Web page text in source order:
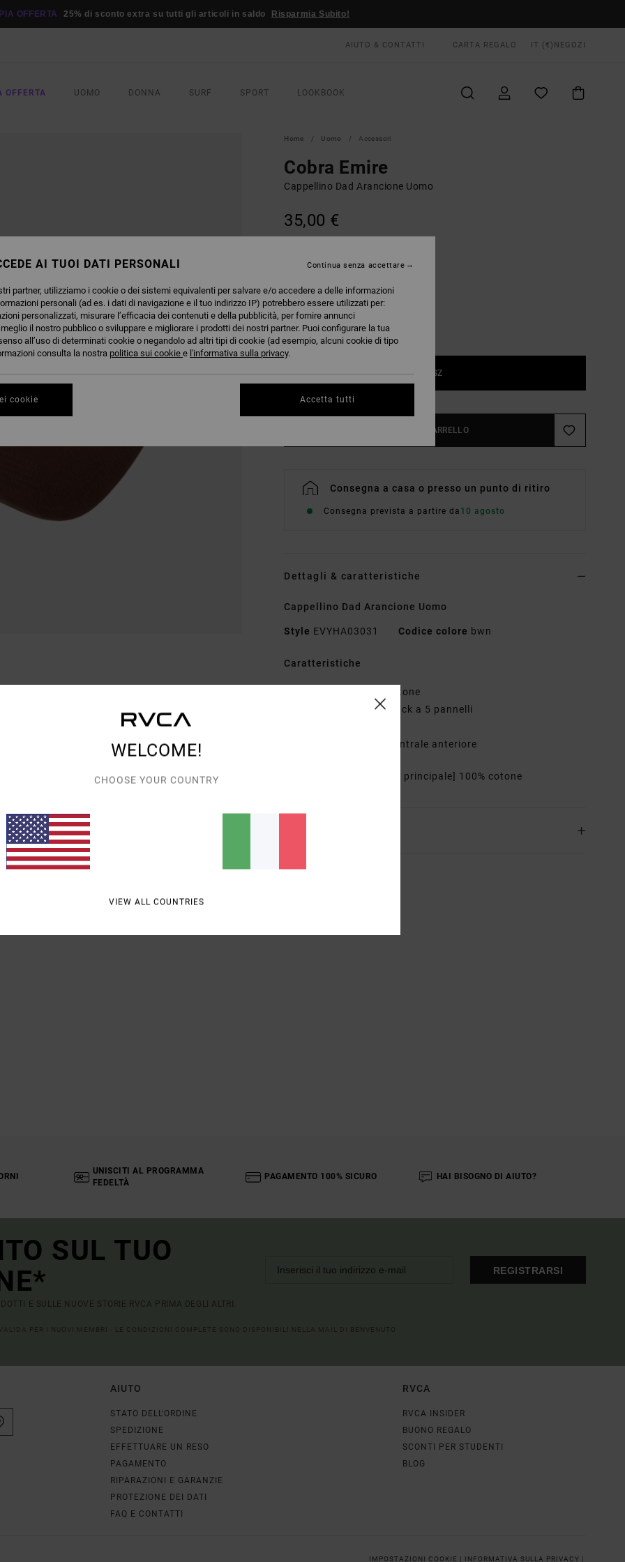
OFFERTA 25% di sconto extra su tutti gli articoli in saldo Risparmia Subito!
AIUTO & CONTATTI CARTA REGALO IT (€) NEGOZI
OFFERTA UOMO DONNA SURF SPORT LOOKBOOK
Home Uomo Accessori
Cobra Emire
Cappellino Dad Arancione Uomo
35,00 €
COLORI Bombay Brown
1SZ
AGGIUNGI AL CARRELLO
Consegna a casa o presso un punto di ritiro
Consegna prevista a partire da 10 agosto
Dettagli & caratteristiche
Cappellino Dad Arancione Uomo
Style EVYHA03031 Codice colore bwn
Caratteristiche
twill di cotone
clipback a 5 pannelli
ricamo centrale anteriore
[Tessuto principale] 100% cotone
UNISCITI AL PROGRAMMA
FEDELTÀ
PAGAMENTO 100% SICURO HAI BISOGNO DI AIUTO?
SUL TUO
E SULLE NUOVE STORIE RVCA PRIMA DEGLI ALTRI.
REGISTRARSI
AIUTO
STATO DELL'ORDINE
SPEDIZIONE
EFFETTUARE UN RESO
PAGAMENTO
RIPARAZIONI E GARANZIE
PROTEZIONE DEI DATI
FAQ E CONTATTI
RVCA
RVCA INSIDER
BUONO REGALO
SCONTI PER STUDENTI
BLOG
IMPOSTAZIONI COOKIE | INFORMATIVA SULLA PRIVACY |
WELCOME!
CHOOSE YOUR COUNTRY
VIEW ALL COUNTRIES
AI TUOI DATI PERSONALI
partner, utilizziamo i cookie o dei sistemi equivalenti per salvare e/o accedere a delle informazioni
personali (ad es. i dati di navigazione e il tuo indirizzo IP) potrebbero essere utilizzati per:
personalizzati, misurare l’efficacia dei contenuti e della pubblicità, per fornire annunci
il nostro pubblico o sviluppare e migliorare i prodotti dei nostri partner. Puoi configurare la tua
all’uso di determinati cookie o negandolo ad altri tipi di cookie (ad esempio, alcuni cookie di tipo
consulta la nostra politica sui cookie e l'informativa sulla privacy.
cookie
Continua senza accettare
Accetta tutti